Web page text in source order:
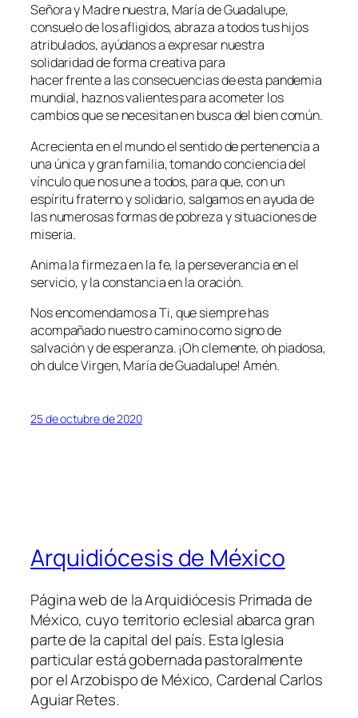
Señora y Madre nuestra, María de Guadalupe,
consuelo de los afligidos, abraza a todos tus hijos
atribulados, ayúdanos a expresar nuestra
solidaridad de forma creativa para
hacer frente a las consecuencias de esta pandemia
mundial, haznos valientes para acometer los
cambios que se necesitan en busca del bien común.
Acrecienta en el mundo el sentido de pertenencia a
una única y gran familia, tomando conciencia del
vínculo que nos une a todos, para que, con un
espíritu fraterno y solidario, salgamos en ayuda de
las numerosas formas de pobreza y situaciones de
miseria.
Anima la firmeza en la fe, la perseverancia en el
servicio, y la constancia en la oración.
Nos encomendamos a Ti, que siempre has
acompañado nuestro camino como signo de
salvación y de esperanza. ¡Oh clemente, oh piadosa,
oh dulce Virgen, María de Guadalupe! Amén.
25 de octubre de 2020
Arquidiócesis de México
Página web de la Arquidiócesis Primada de
México, cuyo territorio eclesial abarca gran
parte de la capital del país. Esta Iglesia
particular está gobernada pastoralmente
por el Arzobispo de México, Cardenal Carlos
Aguiar Retes.